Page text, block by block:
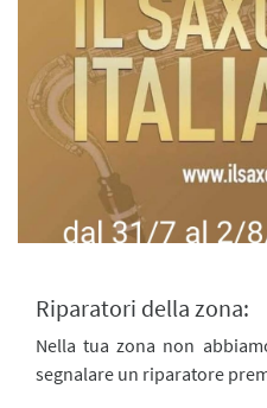
Riparatori della zona:
Nella tua zona non
segnalare un riparatore